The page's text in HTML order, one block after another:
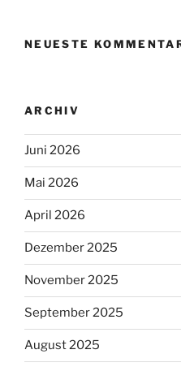
NEUESTE
ARCHIV
Juni 2026
Mai 2026
April 2026
Dezember 2025
November 2025
September 2025
August 2025